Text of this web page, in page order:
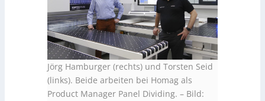
Jörg Hamburger (rechts) und Torsten Seid
(links). Beide arbeiten bei Homag als
Product Manager Panel Dividing. – Bild: